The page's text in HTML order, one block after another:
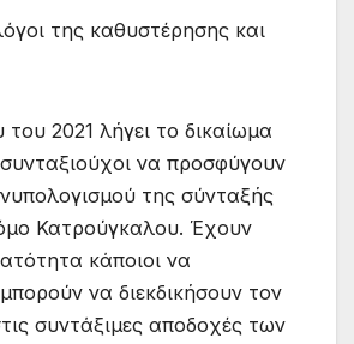
της καθυστέρησης και
του 2021 λήγει το δικαίωμα
να προσφύγουν
της σύνταξής
Κατρούγκαλου. Έχουν
κάποιοι να
να διεκδικήσουν τον
συντάξιμες αποδοχές των